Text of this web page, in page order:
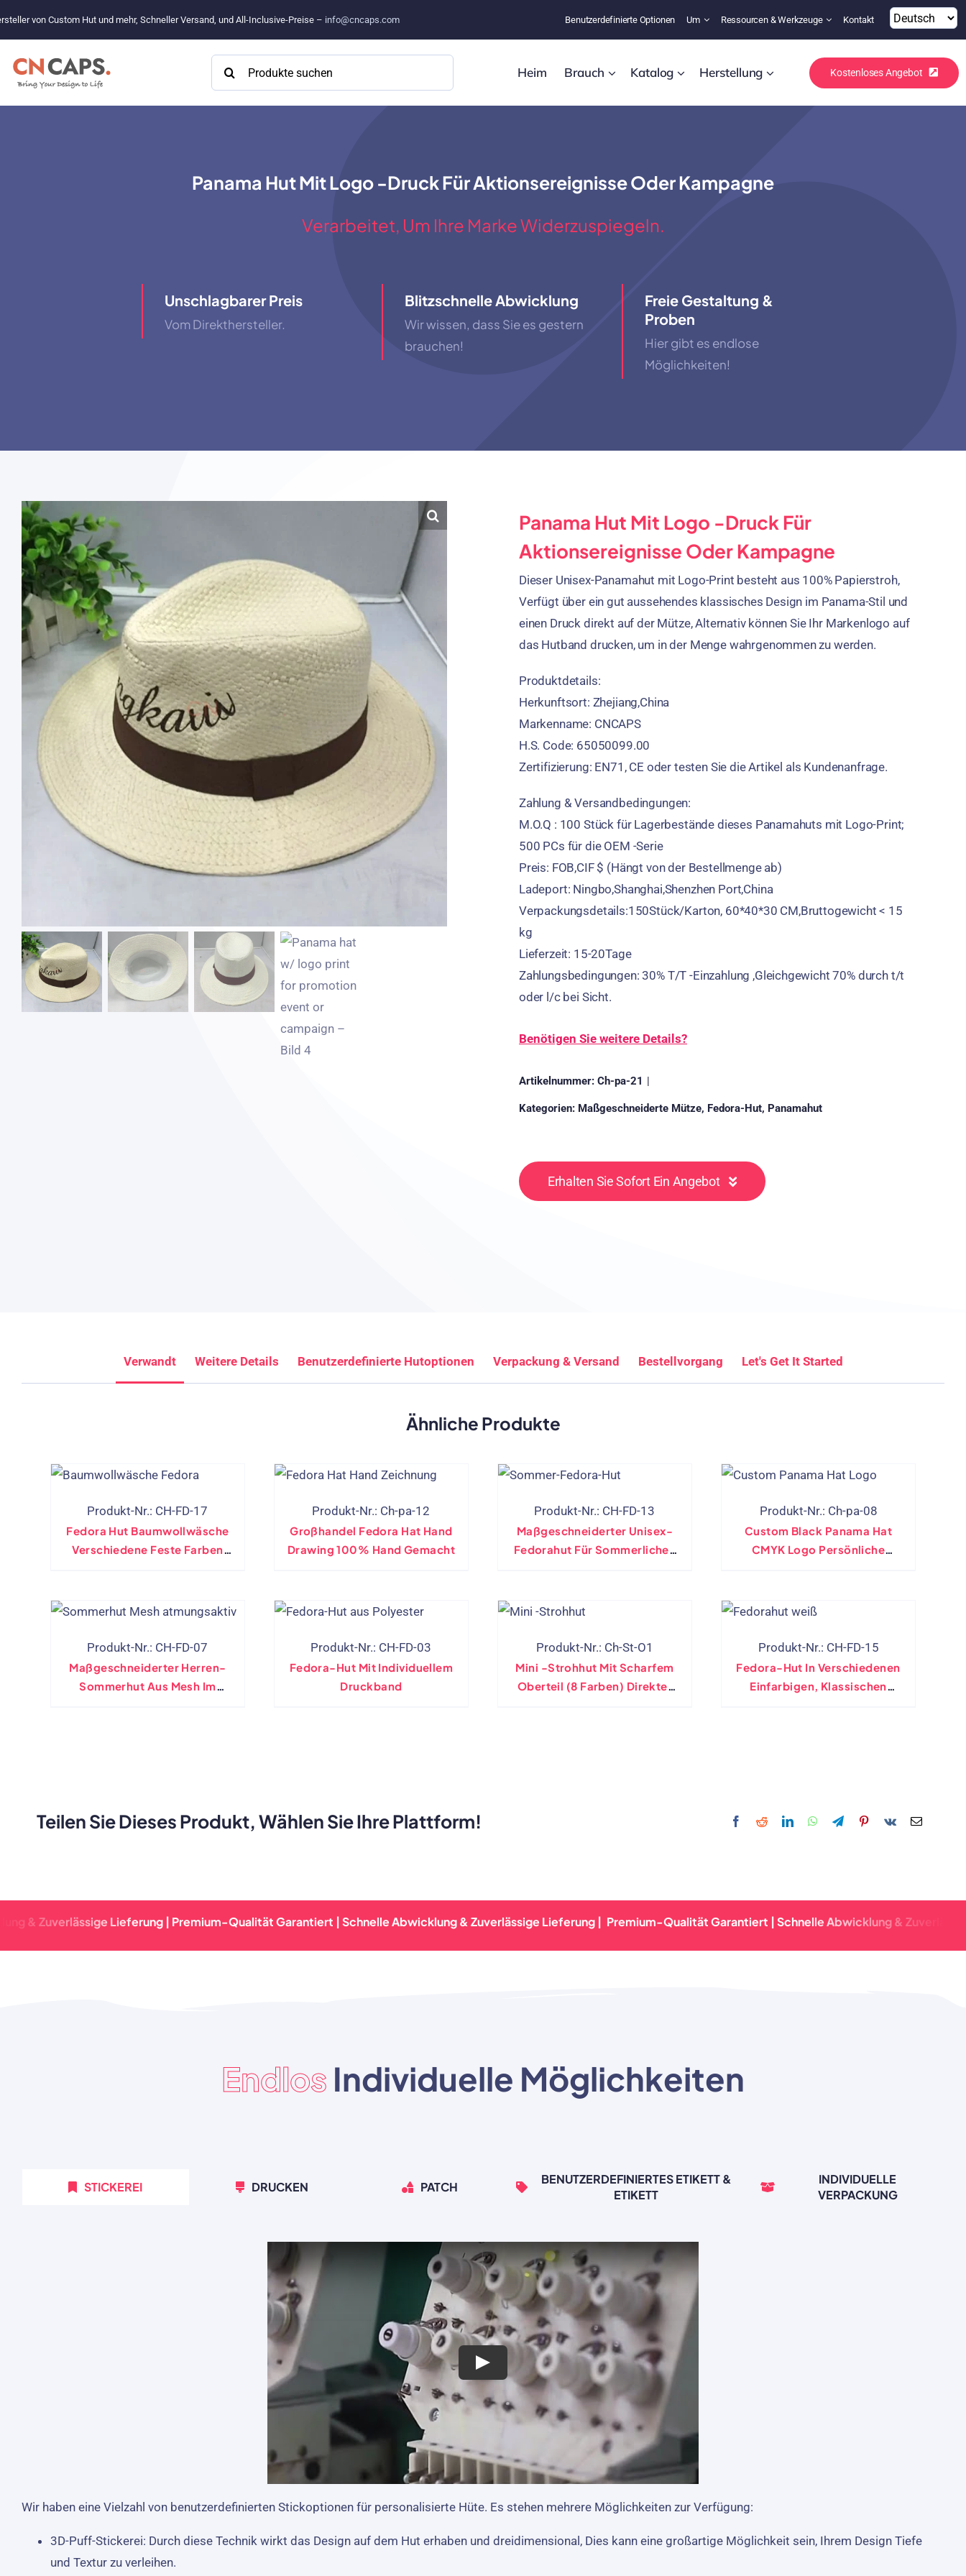
von Custom Hut und mehr, Schneller Versand, und All-Inclusive-Preise – info@cncaps.com Benutzerdefinierte Optionen Um Ressourcen & Werkzeuge Kontakt
Suchen
nach:
Heim Brauch Katalog Herstellung Kostenloses Angebot
Panama Hut Mit Logo -Druck Für Aktionsereignisse Oder Kampagne
Verarbeitet, Um Ihre Marke Widerzuspiegeln.
Unschlagbarer Preis
Vom Direkthersteller.
Blitzschnelle Abwicklung
Wir wissen, dass Sie es gestern
brauchen!
Freie Gestaltung &
Proben
Hier gibt es endlose
Möglichkeiten!
Panama Hut Mit Logo -Druck Für
Aktionsereignisse Oder Kampagne
Dieser Unisex-Panamahut mit Logo-Print besteht aus 100% Papierstroh,
Verfügt über ein gut aussehendes klassisches Design im Panama-Stil und
einen Druck direkt auf der Mütze, Alternativ können Sie Ihr Markenlogo auf
das Hutband drucken, um in der Menge wahrgenommen zu werden.
Produktdetails:
Herkunftsort: Zhejiang,China
Markenname: CNCAPS
H.S. Code: 65050099.00
Zertifizierung: EN71, CE oder testen Sie die Artikel als Kundenanfrage.
Zahlung & Versandbedingungen:
M.O.Q : 100 Stück für Lagerbestände dieses Panamahuts mit Logo-Print;
500 PCs für die OEM -Serie
Preis: FOB,CIF $ (Hängt von der Bestellmenge ab)
Ladeport: Ningbo,Shanghai,Shenzhen Port,China
Verpackungsdetails:150Stück/Karton, 60*40*30 CM,Bruttogewicht < 15
kg
Lieferzeit: 15-20Tage
Zahlungsbedingungen: 30% T/T -Einzahlung ,Gleichgewicht 70% durch t/t
oder l/c bei Sicht.
Benötigen Sie weitere Details?
Artikelnummer: Ch-pa-21 |
Kategorien: Maßgeschneiderte Mütze, Fedora-Hut, Panamahut
Erhalten Sie Sofort Ein Angebot
Verwandt Weitere Details Benutzerdefinierte Hutoptionen Verpackung & Versand Bestellvorgang Let's Get It Started
Ähnliche Produkte
Produkt-Nr.: CH-FD-17
Fedora Hut Baumwollwäsche
Verschiedene Feste Farben
Produkt-Nr.: Ch-pa-12
Großhandel Fedora Hat Hand
Drawing 100% Hand Gemacht
Produkt-Nr.: CH-FD-13
Maßgeschneiderter Unisex-
Fedorahut Für Sommerlichen
Produkt-Nr.: Ch-pa-08
Custom Black Panama Hat
CMYK Logo Persönliche
Produkt-Nr.: CH-FD-07
Maßgeschneiderter Herren-
Sommerhut Aus Mesh Im
Produkt-Nr.: CH-FD-03
Fedora-Hut Mit Individuellem
Druckband
Produkt-Nr.: Ch-St-O1
Mini -Strohhut Mit Scharfem
Oberteil (8 Farben) Direkter
Produkt-Nr.: CH-FD-15
Fedora-Hut In Verschiedenen
Einfarbigen, Klassischen
Teilen Sie Dieses Produkt, Wählen Sie Ihre Plattform!
Lieferung | Premium-Qualität Garantiert | Schnelle Abwicklung & Zuverlässige Lieferung | Premium-Qualität Garantiert | Schnelle Abwicklung & Zuverlässige
Endlos Individuelle Möglichkeiten
STICKEREI DRUCKEN PATCH
BENUTZERDEFINIERTES ETIKETT &
ETIKETT
INDIVIDUELLE
VERPACKUNG
Wir haben eine Vielzahl von benutzerdefinierten Stickoptionen für personalisierte Hüte. Es stehen mehrere Möglichkeiten zur Verfügung:
3D-Puff-Stickerei: Durch diese Technik wirkt das Design auf dem Hut erhaben und dreidimensional, Dies kann eine großartige Möglichkeit sein, Ihrem Design Tiefe
und Textur zu verleihen.